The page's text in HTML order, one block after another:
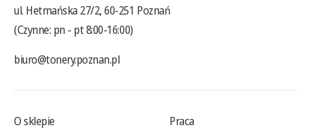
ul. Hetmańska 27/2, 60-251 Poznań
(Czynne: pn - pt 8:00-16:00)
biuro@tonery.poznan.pl
O sklepie
Praca